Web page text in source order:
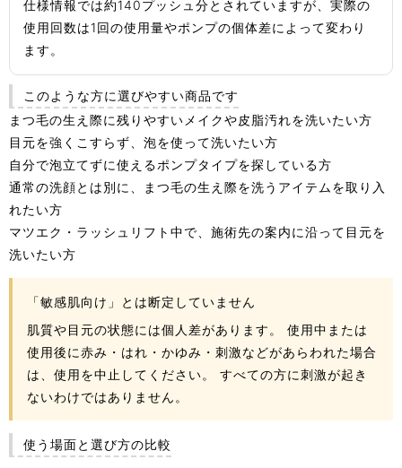
仕様情報では約140プッシュ分とされていますが、実際の
使用回数は1回の使用量やポンプの個体差によって変わり
ます。
このような方に選びやすい商品です
まつ毛の生え際に残りやすいメイクや皮脂汚れを洗いたい方
目元を強くこすらず、泡を使って洗いたい方
自分で泡立てずに使えるポンプタイプを探している方
通常の洗顔とは別に、まつ毛の生え際を洗うアイテムを取り入
れたい方
マツエク・ラッシュリフト中で、施術先の案内に沿って目元を
洗いたい方
「敏感肌向け」とは断定していません
肌質や目元の状態には個人差があります。 使用中または
使用後に赤み・はれ・かゆみ・刺激などがあらわれた場合
は、使用を中止してください。 すべての方に刺激が起き
ないわけではありません。
使う場面と選び方の比較